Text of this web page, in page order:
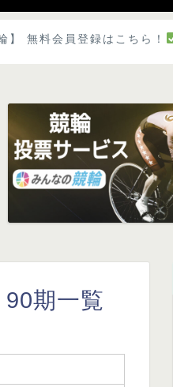
】 無料会員登録はこちら！
期一覧